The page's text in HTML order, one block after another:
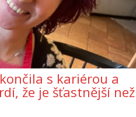
s kariérou a
že je šťastnější než